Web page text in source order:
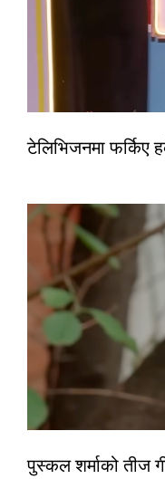
टेलिभिजनमा फर्किए
पुस्कल शर्माको तीज